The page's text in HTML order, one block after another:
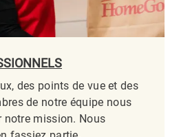
des points de vue et des
de notre équipe nous
notre mission. Nous